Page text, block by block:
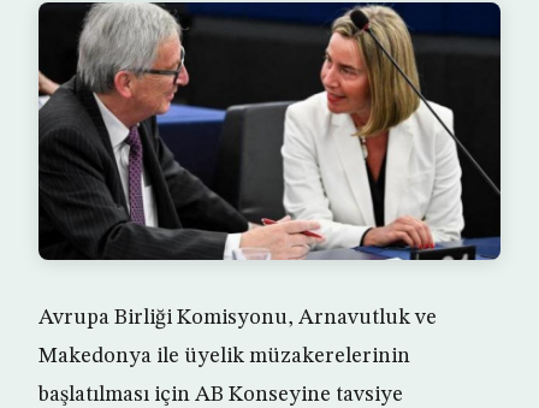
Avrupa Birliği Komisyonu, Arnavutluk ve
Makedonya ile üyelik müzakerelerinin
başlatılması için AB Konseyine tavsiye